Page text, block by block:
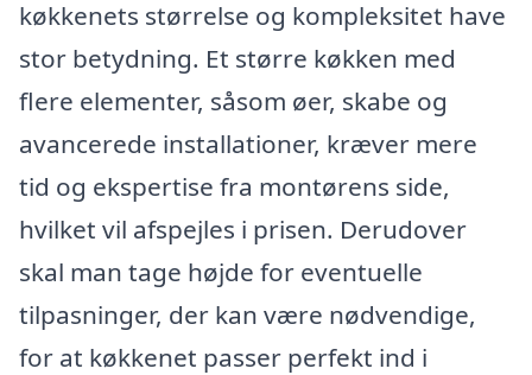
køkkenets størrelse og kompleksitet have
stor betydning. Et større køkken med
flere elementer, såsom øer, skabe og
avancerede installationer, kræver mere
tid og ekspertise fra montørens side,
hvilket vil afspejles i prisen. Derudover
skal man tage højde for eventuelle
tilpasninger, der kan være nødvendige,
for at køkkenet passer perfekt ind i